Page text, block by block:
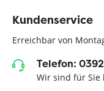
Kundenservice
Erreichbar von
Telefon:
Wir sind für Sie